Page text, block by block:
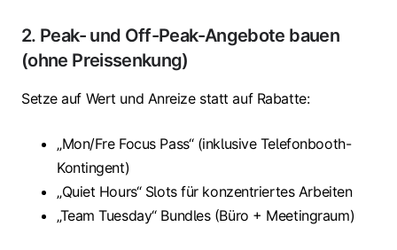
2. Peak- und Off-Peak-Angebote bauen
(ohne Preissenkung)
Setze auf Wert und Anreize statt auf Rabatte:
„Mon/Fre Focus Pass“ (inklusive Telefonbooth-
Kontingent)
„Quiet Hours“ Slots für konzentriertes Arbeiten
„Team Tuesday“ Bundles (Büro + Meetingraum)